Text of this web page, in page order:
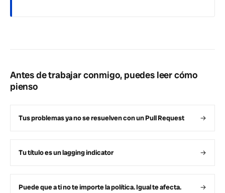
Antes de trabajar conmigo, puedes leer cómo
pienso
Tus problemas ya no se resuelven con un Pull Request →
Tu título es un lagging indicator →
Puede que a ti no te importe la política. Igual te afecta. →